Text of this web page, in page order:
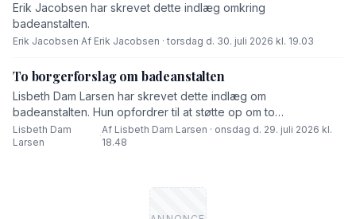
Erik Jacobsen har skrevet dette indlæg omkring
badeanstalten.
Erik Jacobsen·Af Erik Jacobsen · torsdag d. 30. juli 2026 kl. 19.03
To borgerforslag om badeanstalten
Lisbeth Dam Larsen har skrevet dette indlæg om
badeanstalten. Hun opfordrer til at støtte op om to
borgerforslag.
Lisbeth Dam
Larsen
·
Af Lisbeth Dam Larsen · onsdag d. 29. juli 2026 kl.
18.48